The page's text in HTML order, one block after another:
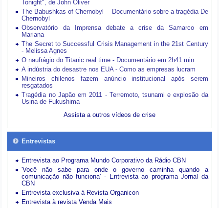
Tonight", de John Oliver
The Babushkas of Chernobyl - Documentário sobre a tragédia De
Chernobyl
Observatório da Imprensa debate a crise da Samarco em
Mariana
The Secret to Successful Crisis Management in the 21st Century
- Melissa Agnes
O naufrágio do Titanic real time - Documentário em 2h41 min
A indústria do desastre nos EUA - Como as empresas lucram
Mineiros chilenos fazem anúncio institucional após serem
resgatados
Tragédia no Japão em 2011 - Terremoto, tsunami e explosão da
Usina de Fukushima
Assista a outros vídeos de crise
Entrevistas
Entrevista ao Programa Mundo Corporativo da Rádio CBN
'Você não sabe para onde o governo caminha quando a
comunicação não funciona' - Entrevista ao programa Jornal da
CBN
Entrevista exclusiva à Revista Organicon
Entrevista à revista Venda Mais